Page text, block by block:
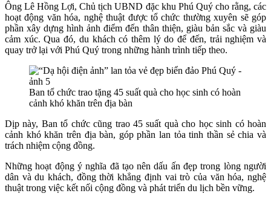
Ông Lê Hồng Lợi, Chủ tịch UBND đặc khu Phú Quý cho rằng, các
hoạt động văn hóa, nghệ thuật được tổ chức thường xuyên sẽ góp
phần xây dựng hình ảnh điểm đến thân thiện, giàu bản sắc và giàu
cảm xúc. Qua đó, du khách có thêm lý do để đến, trải nghiệm và
quay trở lại với Phú Quý trong những hành trình tiếp theo.
Ban tổ chức trao tặng 45 suất quà cho học sinh có hoàn
cảnh khó khăn trên địa bàn
Dịp này, Ban tổ chức cũng trao 45 suất quà cho học sinh có hoàn
cảnh khó khăn trên địa bàn, góp phần lan tỏa tinh thần sẻ chia và
trách nhiệm cộng đồng.
Những hoạt động ý nghĩa đã tạo nên dấu ấn đẹp trong lòng người
dân và du khách, đồng thời khẳng định vai trò của văn hóa, nghệ
thuật trong việc kết nối cộng đồng và phát triển du lịch bền vững.